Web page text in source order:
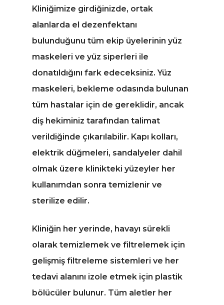
Kliniğimize girdiğinizde, ortak
alanlarda el dezenfektanı
bulunduğunu tüm ekip üyelerinin yüz
maskeleri ve yüz siperleri ile
donatıldığını fark edeceksiniz. Yüz
maskeleri, bekleme odasında bulunan
tüm hastalar için de gereklidir, ancak
diş hekiminiz tarafından talimat
verildiğinde çıkarılabilir. Kapı kolları,
elektrik düğmeleri, sandalyeler dahil
olmak üzere klinikteki yüzeyler her
kullanımdan sonra temizlenir ve
sterilize edilir.
Kliniğin her yerinde, havayı sürekli
olarak temizlemek ve filtrelemek için
gelişmiş filtreleme sistemleri ve her
tedavi alanını izole etmek için plastik
bölücüler bulunur. Tüm aletler her